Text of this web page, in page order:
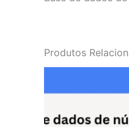
Produtos